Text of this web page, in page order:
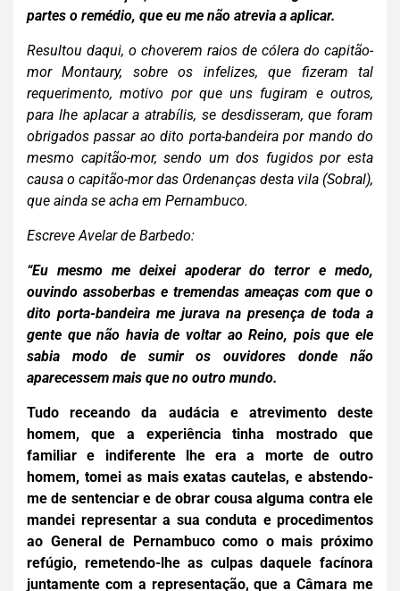
partes o remédio, que eu me não atrevia a aplicar.
Resultou daqui, o choverem raios de cólera do capitão-
mor Montaury, sobre os infelizes, que fizeram tal
requerimento, motivo por que uns fugiram e outros,
para lhe aplacar a atrabílis, se desdisseram, que foram
obrigados passar ao dito porta-bandeira por mando do
mesmo capitão-mor, sendo um dos fugidos por esta
causa o capitão-mor das Ordenanças desta vila (Sobral),
que ainda se acha em Pernambuco.
Escreve Avelar de Barbedo:
“Eu mesmo me deixei apoderar do terror e medo,
ouvindo assoberbas e tremendas ameaças com que o
dito porta-bandeira me jurava na presença de toda a
gente que não havia de voltar ao Reino, pois que ele
sabia modo de sumir os ouvidores donde não
aparecessem mais que no outro mundo.
Tudo receando da audácia e atrevimento deste
homem, que a experiência tinha mostrado que
familiar e indiferente lhe era a morte de outro
homem, tomei as mais exatas cautelas, e abstendo-
me de sentenciar e de obrar cousa alguma contra ele
mandei representar a sua conduta e procedimentos
ao General de Pernambuco como o mais próximo
refúgio, remetendo-lhe as culpas daquele facínora
juntamente com a representação, que a Câmara me